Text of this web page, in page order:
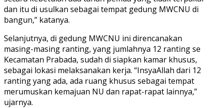
dan itu di usulkan sebagai tempat gedung MWCNU di
bangun,” katanya.
Selanjutnya, di gedung MWCNU ini direncanakan
masing-masing ranting, yang jumlahnya 12 ranting se
Kecamatan Prabada, sudah di siapkan kamar khusus,
sebagai lokasi melaksanakan kerja. “InsyaAllah dari 12
ranting yang ada, ada ruang khusus sebagai tempat
merumuskan kemajuan NU dan rapat-rapat lainnya,”
ujarnya.